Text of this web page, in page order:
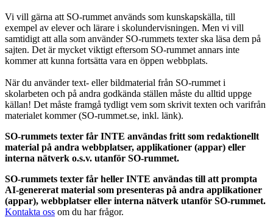
Vi vill gärna att SO-rummet används som kunskapskälla, till
exempel av elever och lärare i skolundervisningen. Men vi vill
samtidigt att alla som använder SO-rummets texter ska läsa dem på
sajten. Det är mycket viktigt eftersom SO-rummet annars inte
kommer att kunna fortsätta vara en öppen webbplats.
När du använder text- eller bildmaterial från SO-rummet i
skolarbeten och på andra godkända ställen måste du alltid uppge
källan! Det måste framgå tydligt vem som skrivit texten och varifrån
materialet kommer (SO-rummet.se, inkl. länk).
SO-rummets texter får INTE användas fritt som redaktionellt
material på andra webbplatser, applikationer (appar) eller
interna nätverk o.s.v. utanför SO-rummet.
SO-rummets texter får heller INTE användas till att prompta
AI-genererat material som presenteras på andra applikationer
(appar), webbplatser eller interna nätverk utanför SO-rummet.
Kontakta oss om du har frågor.